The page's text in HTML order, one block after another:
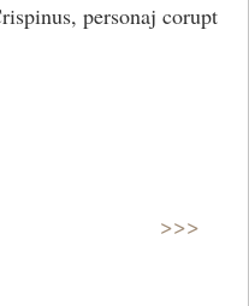
personaj corupt
>>>